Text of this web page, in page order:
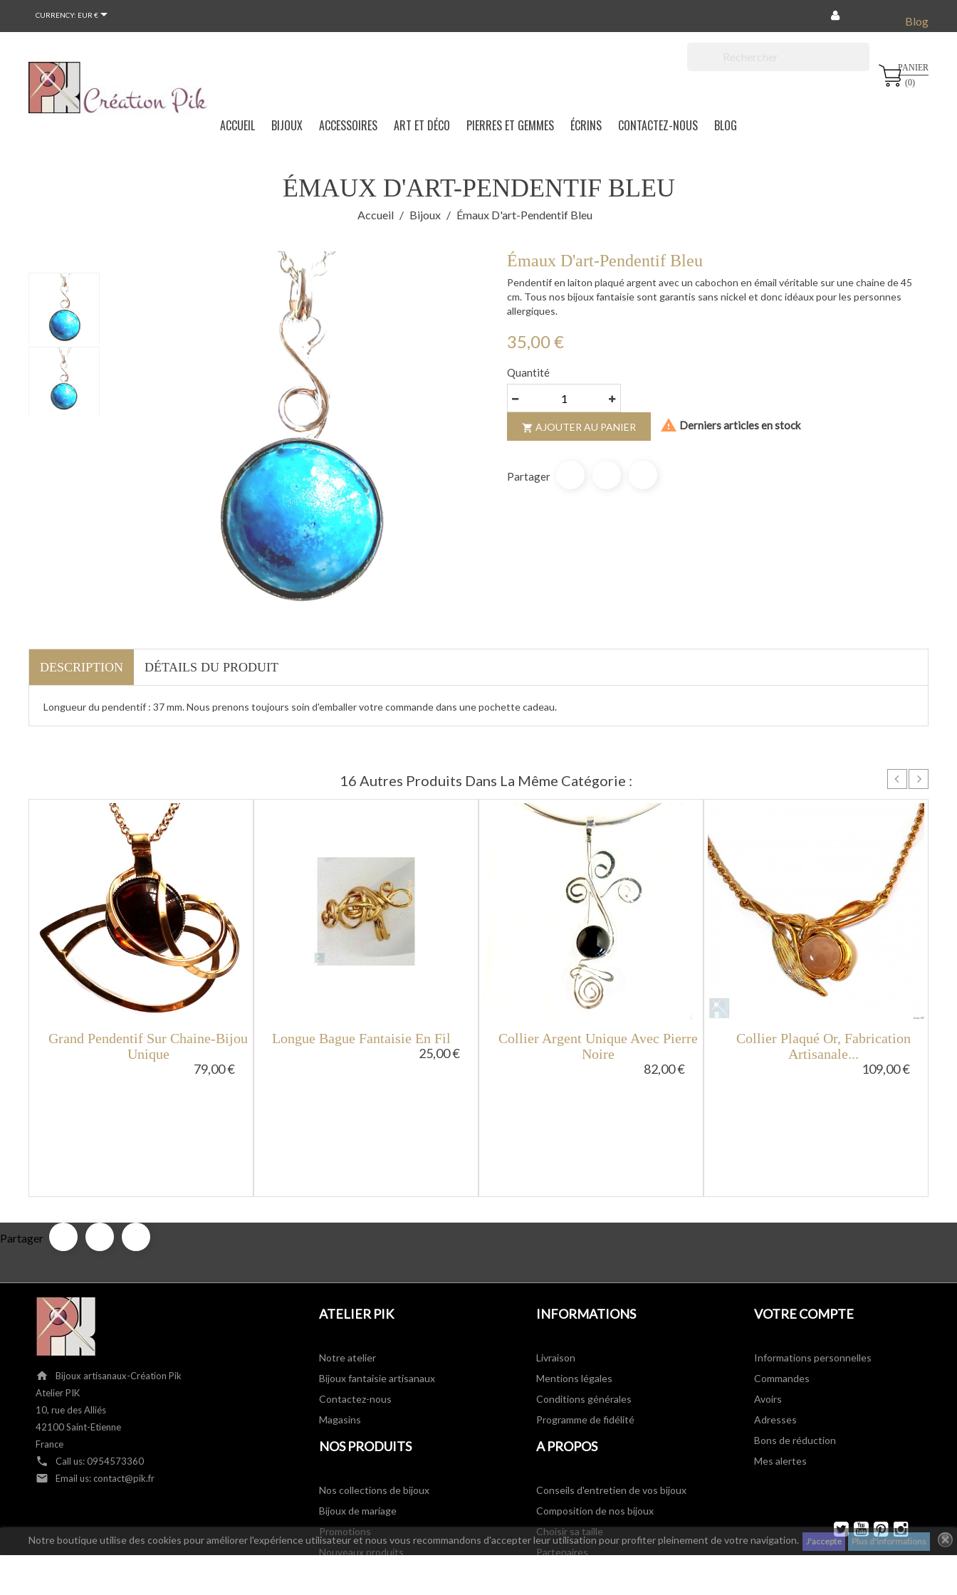
CURRENCY: EUR € Blog
PANIER
(0)
Notre boutique utilise des cookies pour améliorer l'expérience utilisateur et nous vous recommandons d'accepter leur utilisation pour profiter pleinement de votre navigation. J'accepte Plus d'informations

ACCUEIL BIJOUX ACCESSOIRES ART ET DÉCO PIERRES ET GEMMES ÉCRINS CONTACTEZ-NOUS BLOG
ÉMAUX D'ART-PENDENTIF BLEU
Accueil Bijoux Émaux D'art-Pendentif Bleu
Émaux D'art-Pendentif Bleu
Pendentif en laiton plaqué argent avec un cabochon en émail véritable sur une chaine de 45
cm. Tous nos bijoux fantaisie sont garantis sans nickel et donc idéaux pour les personnes
allergiques.
35,00 €
Quantité
 AJOUTER AU PANIER  Derniers articles en stock
Partager
DESCRIPTION DÉTAILS DU PRODUIT
Longueur du pendentif : 37 mm. Nous prenons toujours soin d'emballer votre commande dans une pochette cadeau.
16 Autres Produits Dans La Même Catégorie :
Grand Pendentif Sur Chaine-Bijou
Unique
79,00 €
Longue Bague Fantaisie En Fil
25,00 €
Collier Argent Unique Avec Pierre
Noire
82,00 €
Collier Plaqué Or, Fabrication
Artisanale...
109,00 €
Partager
home
Bijoux artisanaux-Création Pik
Atelier PIK
10, rue des Alliés
42100 Saint-Etienne
France
phone Call us:0954573360
email Email us: contact@pik.fr
ATELIER PIK
Notre atelier
Bijoux fantaisie artisanaux
Contactez-nous
Magasins
INFORMATIONS
Livraison
Mentions légales
Conditions générales
Programme de fidélité
NOS PRODUITS
Nos collections de bijoux
Bijoux de mariage
Promotions
Nouveaux produits
A PROPOS
Conseils d'entretien de vos bijoux
Composition de nos bijoux
Choisir sa taille
Partenaires
VOTRE COMPTE
Informations personnelles
Commandes
Avoirs
Adresses
Bons de réduction
Mes alertes
TwitterYouTube
PinterestInstagram